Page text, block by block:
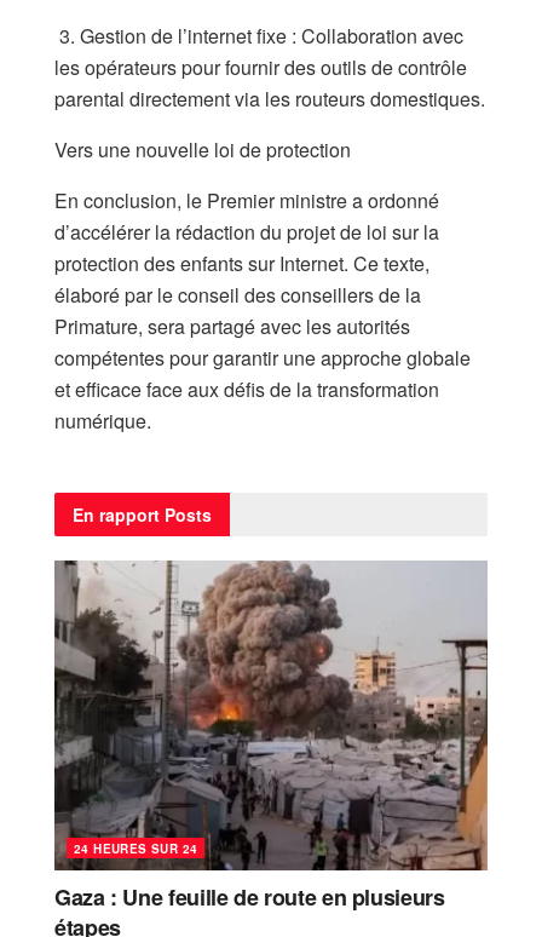
3. Gestion de l’internet fixe : Collaboration avec
les opérateurs pour fournir des outils de contrôle
parental directement via les routeurs domestiques.
Vers une nouvelle loi de protection
En conclusion, le Premier ministre a ordonné
d’accélérer la rédaction du projet de loi sur la
protection des enfants sur Internet. Ce texte,
élaboré par le conseil des conseillers de la
Primature, sera partagé avec les autorités
compétentes pour garantir une approche globale
et efficace face aux défis de la transformation
numérique.
En rapport Posts
24 HEURES SUR 24
Gaza : Une feuille de route en plusieurs
étapes